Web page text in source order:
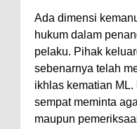
Ada dimensi
hukum dalam
pelaku. Pihak
sebenarnya telah
ikhlas kematian
sempat meminta
maupun